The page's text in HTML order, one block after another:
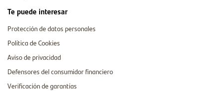
Te puede interesar
Protección de datos personales
Política de Cookies
Aviso de privacidad
Defensores del consumidor financiero
Verificación de garantías